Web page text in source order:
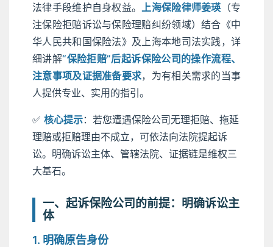
法律手段维护自身权益。
上海保险律师姜瑛 （专
注保险拒赔诉讼与保险理赔纠纷领域）结合《中
华人民共和国保险法》及上海本地司法实践，详
细讲解“保险拒赔”后起诉保险公司的操作流程、
注意事项及证据准备要求，为有相关需求的当事
人提供专业、实用的指引。
✅ 核心提示：若您遭遇保险公司无理拒赔、拖延
理赔或拒赔理由不成立，可依法向法院提起诉
讼。明确诉讼主体、管辖法院、证据链是维权三
大基石。
一、起诉保险公司的前提：明确诉讼主
体
1. 明确原告身份